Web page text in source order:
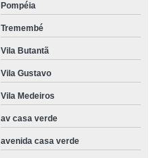
Pompéia
Tremembé
Vila Butantã
Vila Gustavo
Vila Medeiros
av casa verde
avenida casa verde